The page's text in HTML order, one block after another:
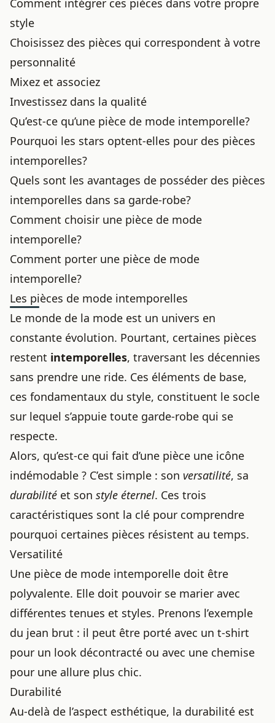
style
Choisissez des pièces qui correspondent à votre
personnalité
Mixez et associez
Investissez dans la qualité
Qu’est-ce qu’une pièce de mode intemporelle?
Pourquoi les stars optent-elles pour des pièces
intemporelles?
Quels sont les avantages de posséder des pièces
intemporelles dans sa garde-robe?
Comment choisir une pièce de mode
intemporelle?
Comment porter une pièce de mode
intemporelle?
Les pièces de mode intemporelles
Le monde de la mode est un univers en
constante évolution. Pourtant, certaines pièces
restent intemporelles, traversant les décennies
sans prendre une ride. Ces éléments de base,
ces fondamentaux du style, constituent le socle
sur lequel s’appuie toute garde-robe qui se
respecte.
Alors, qu’est-ce qui fait d’une pièce une icône
indémodable ? C’est simple : son versatilité, sa
durabilité et son style éternel. Ces trois
caractéristiques sont la clé pour comprendre
pourquoi certaines pièces résistent au temps.
Versatilité
Une pièce de mode intemporelle doit être
polyvalente. Elle doit pouvoir se marier avec
différentes tenues et styles. Prenons l’exemple
du jean brut : il peut être porté avec un t-shirt
pour un look décontracté ou avec une chemise
pour une allure plus chic.
Durabilité
Au-delà de l’aspect esthétique, la durabilité est